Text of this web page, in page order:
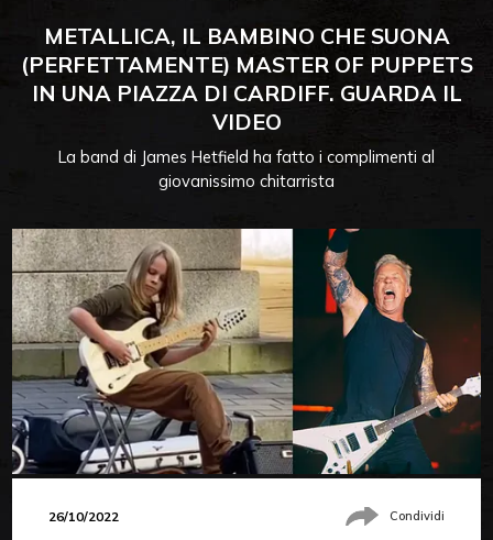
METALLICA, IL BAMBINO CHE SUONA
(PERFETTAMENTE) MASTER OF PUPPETS
IN UNA PIAZZA DI CARDIFF. GUARDA IL
VIDEO
La band di James Hetfield ha fatto i complimenti al
giovanissimo chitarrista
26/10/2022 Condividi